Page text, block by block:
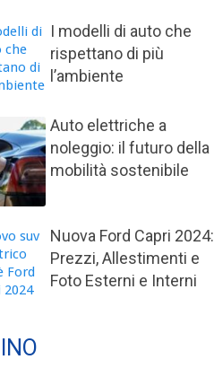
I modelli di auto che
rispettano di più
l’ambiente
Auto elettriche a
noleggio: il futuro della
mobilità sostenibile
Nuova Ford Capri 2024:
Prezzi, Allestimenti e
Foto Esterni e Interni